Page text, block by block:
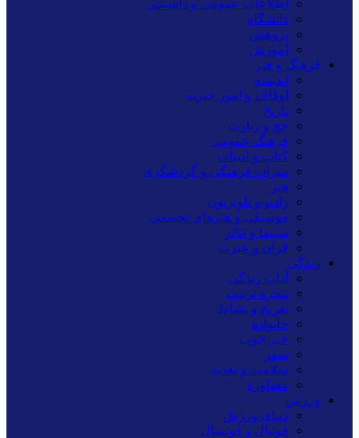
اطلاعات عمومی و دانستنی
دانشگاه
پژوهش
آموزش
فرهنگ و هنر
اندیشه
اوقاف و امور خیریه
تاریخ
حج و زیارت
فرهنگ عمومی
کتاب و ادبیات
میراث فرهنگی و گردشگری
هنر
رادیو و تلویزیون
موسیقی و هنرهای تجسمی
سینما و تئاتر
قرآن و عترت
زندگی
آداب زندگی
پنجره تربیت
تفریح و نشاط
خانواده
خبر خوب
سفر
سلامت و تغذیه
مشاوره
ورزش
دنیای ورزش
فوتبال و فوتسال